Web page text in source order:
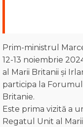
Prim-ministrul
12-13 noiembrie
al Marii Britanii și
participa la
Britanie.
Este prima vizită a
Regatul Unit al